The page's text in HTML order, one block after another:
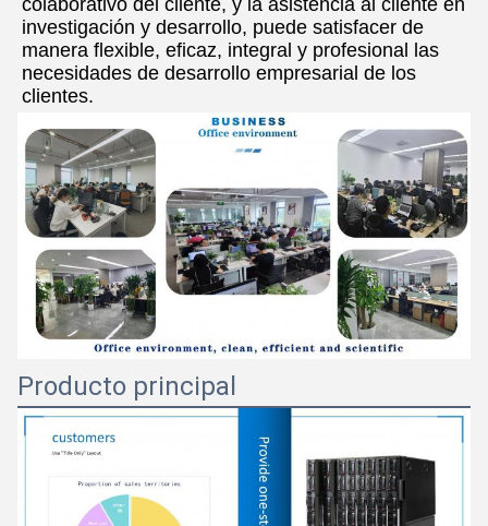
investigación y desarrollo, puede satisfacer de
manera flexible, eficaz, integral y profesional las
necesidades de desarrollo empresarial de los
clientes.
Producto principal